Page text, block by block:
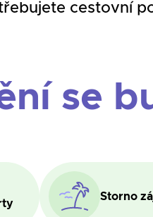
cestovní
se
Storno